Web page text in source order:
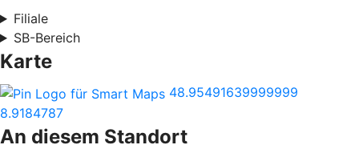
Filiale
SB-Bereich
Karte
48.95491639999999
8.9184787
An diesem Standort